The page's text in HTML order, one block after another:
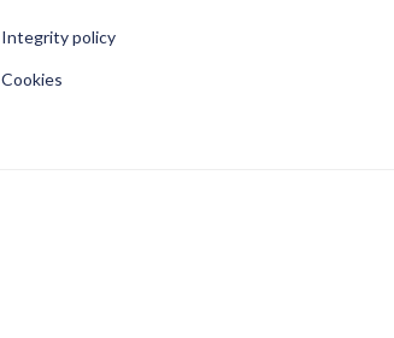
Integrity policy
Cookies